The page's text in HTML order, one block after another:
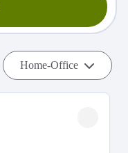
Home-Office